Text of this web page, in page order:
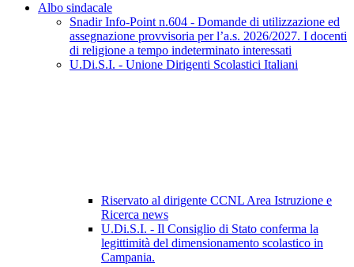
Albo sindacale
Snadir Info-Point n.604 - Domande di utilizzazione ed
assegnazione provvisoria per l’a.s. 2026/2027. I docenti
di religione a tempo indeterminato interessati
U.Di.S.I. - Unione Dirigenti Scolastici Italiani
Riservato al dirigente CCNL Area Istruzione e
Ricerca news
U.Di.S.I. - Il Consiglio di Stato conferma la
legittimità del dimensionamento scolastico in
Campania.